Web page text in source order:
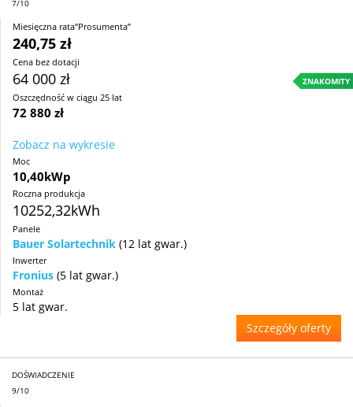
7/10
Miesięczna rata”Prosumenta”
240,75 zł
Cena bez dotacji
64 000 zł ZNAKOMITY
Oszczędność w ciągu 25 lat
72 880 zł
Zobacz na wykresie
Moc
10,40kWp
Roczna produkcja
10252,32kWh
Panele
Bauer Solartechnik (12 lat gwar.)
Inwerter
Fronius (5 lat gwar.)
Montaż
5 lat gwar.
Szczegóły oferty
DOŚWIADCZENIE
9/10